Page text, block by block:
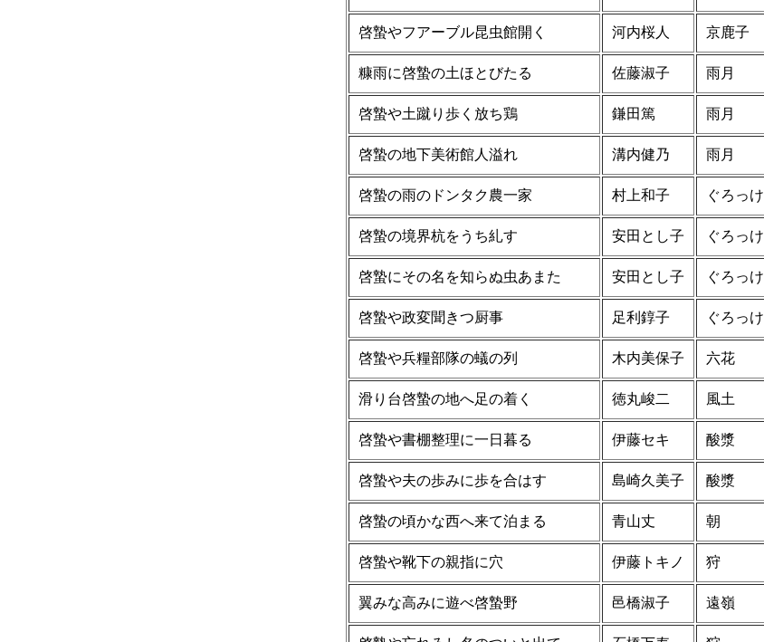
啓蟄やフアーブル昆虫館開く 河内桜人 京鹿子
糠雨に啓蟄の土ほとびたる 佐藤淑子 雨月
啓蟄や土蹴り歩く放ち鶏 鎌田篤 雨月
啓蟄の地下美術館人溢れ 溝内健乃 雨月
啓蟄の雨のドンタク農一家 村上和子 ぐろっけ
啓蟄の境界杭をうち糺す 安田とし子 ぐろっけ
啓蟄にその名を知らぬ虫あまた 安田とし子 ぐろっけ
啓蟄や政変聞きつ厨事 足利錞子 ぐろっけ
啓蟄や兵糧部隊の蟻の列 木内美保子 六花
滑り台啓蟄の地へ足の着く 徳丸峻二 風土
啓蟄や書棚整理に一日暮る 伊藤セキ 酸漿
啓蟄や夫の歩みに歩を合はす 島崎久美子 酸漿
啓蟄の頃かな西へ来て泊まる 青山丈 朝
啓蟄や靴下の親指に穴 伊藤トキノ 狩
翼みな高みに遊べ啓蟄野 邑橋淑子 遠嶺